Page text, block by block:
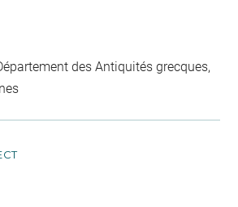
des Antiquités grecques,